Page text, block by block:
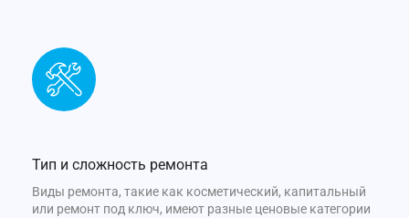
Тип и сложность ремонта
Виды ремонта, такие как косметический, капитальный
или ремонт под ключ, имеют разные ценовые категории